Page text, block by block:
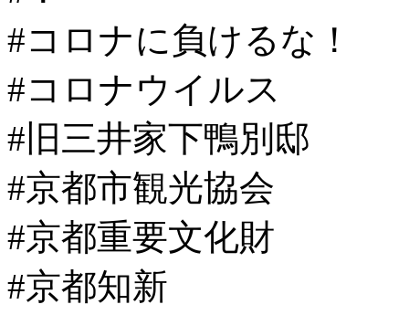
#コロナに負けるな！
#コロナウイルス
#旧三井家下鴨別邸
#京都市観光協会
#京都重要文化財
#京都知新